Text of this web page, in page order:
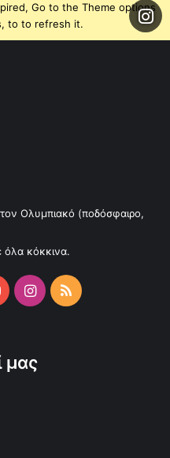
Go to the Theme options
to to refresh it.
Ολυμπιακό (ποδόσφαιρο,
όλα κόκκινα.
YouTubeInstagram
RSS
μας